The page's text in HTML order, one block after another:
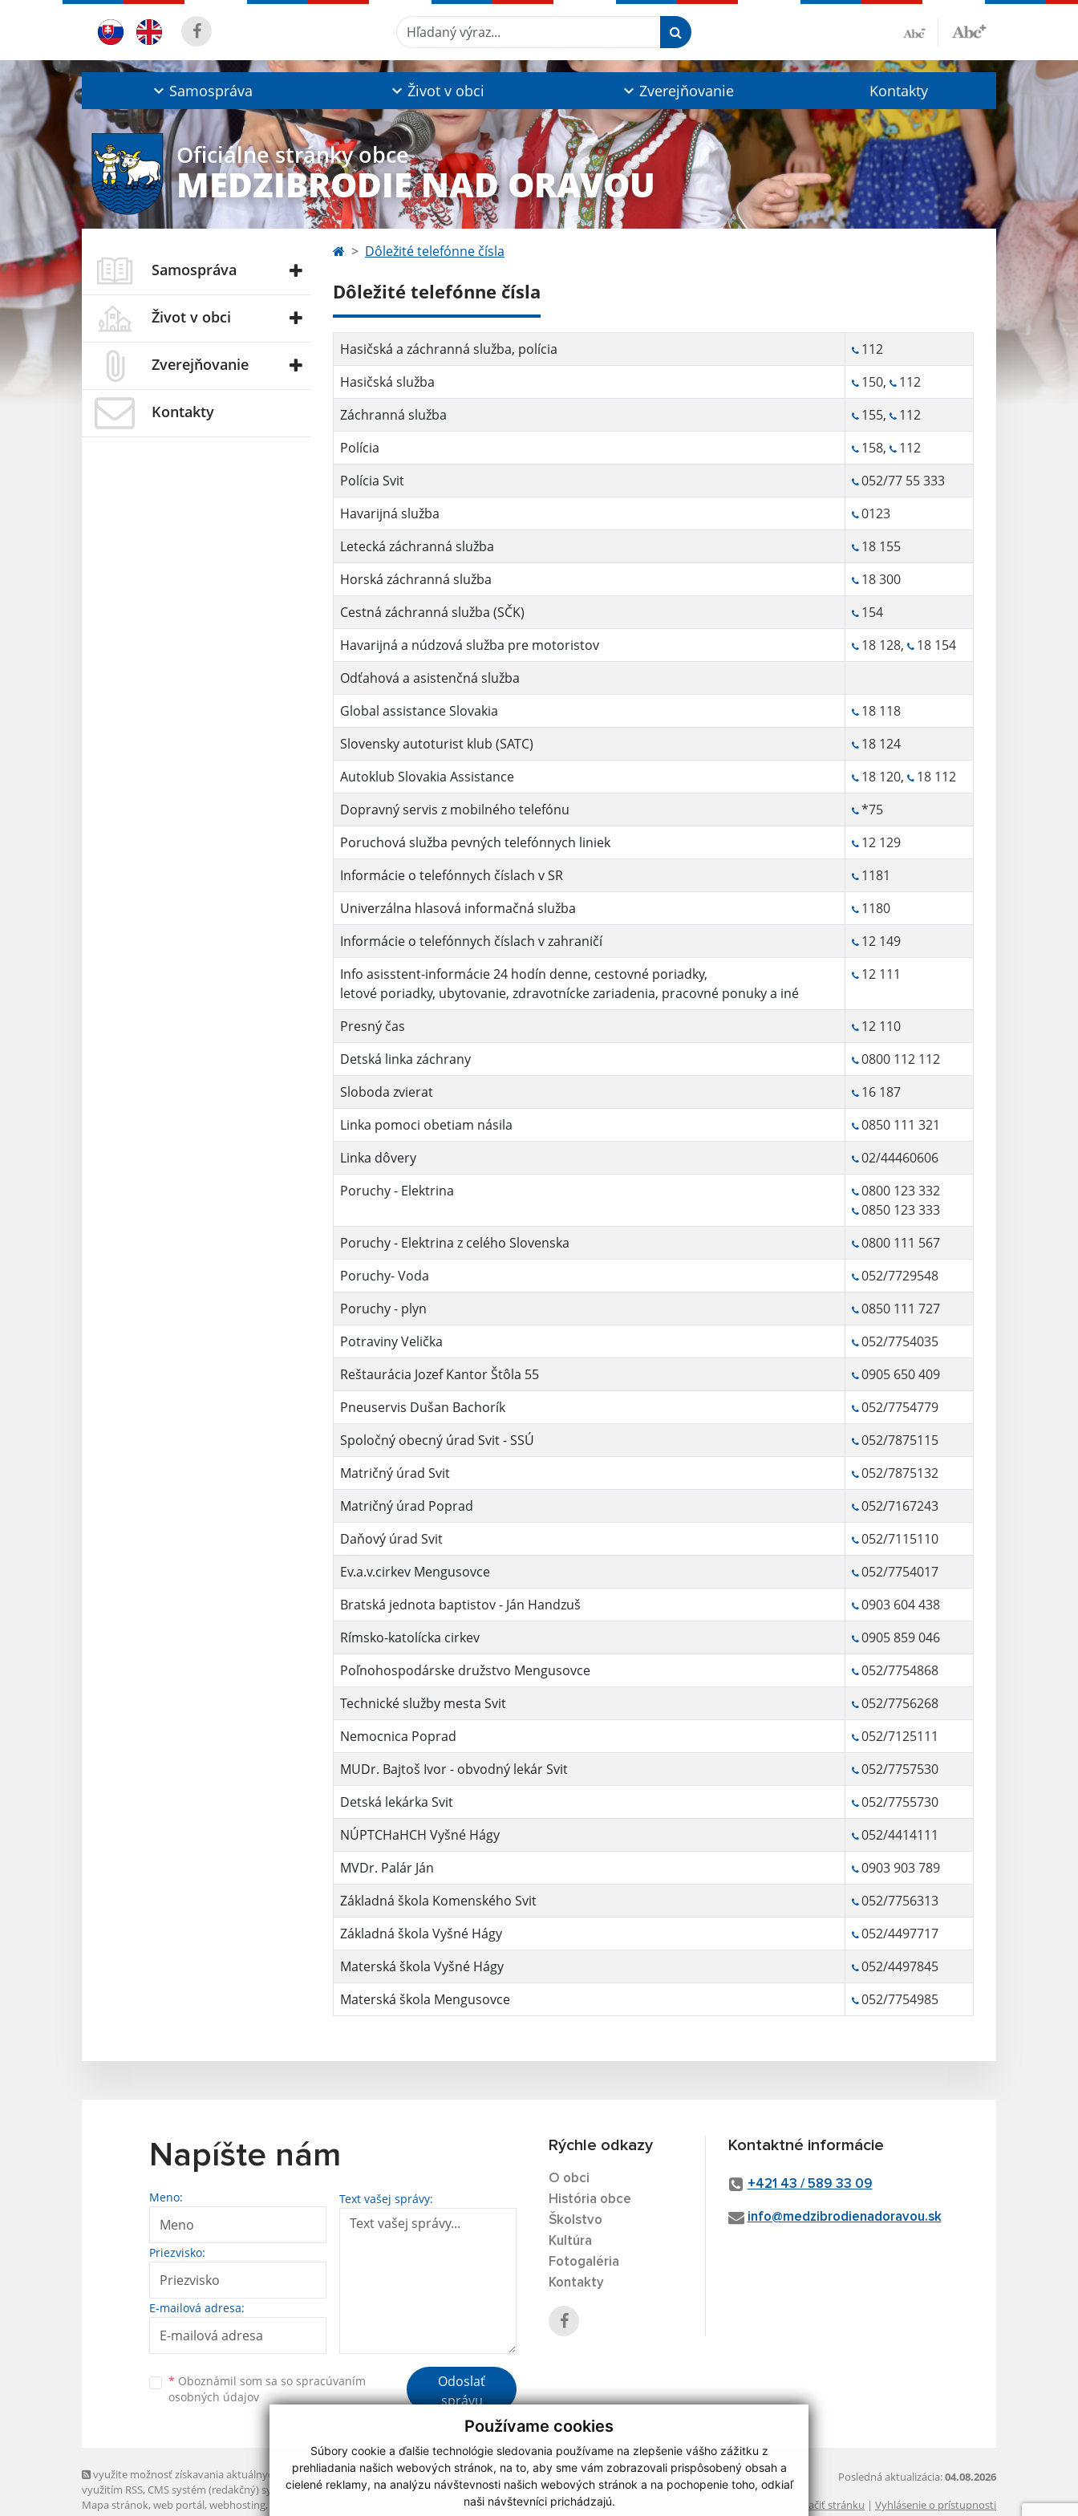
Používame cookies
Súbory cookie a ďalšie technológie sledovania používame na zlepšenie vášho zážitku z
prehliadania našich webových stránok, na to, aby sme vám zobrazovali prispôsobený obsah a
cielené reklamy, na analýzu návštevnosti našich webových stránok a na pochopenie toho, odkiaľ
naši návštevníci prichádzajú.
Hľadaný výraz...
Samospráva Život v obci Zverejňovanie Kontakty
Oficiálne stránky obce
MEDZIBRODIE NAD ORAVOU
Samospráva
Život v obci
Zverejňovanie
Kontakty
Dôležité telefónne čísla
Dôležité telefónne čísla
Hasičská a záchranná služba, polícia
112
Hasičská služba
150,
112
Záchranná služba
155,
112
Polícia
158,
112
Polícia Svit
052/77 55 333
Havarijná služba
0123
Letecká záchranná služba
18 155
Horská záchranná služba
18 300
Cestná záchranná služba (SČK)
154
Havarijná a núdzová služba pre motoristov
18 128,
18 154
Odťahová a asistenčná služba
Global assistance Slovakia
18 118
Slovensky autoturist klub (SATC)
18 124
Autoklub Slovakia Assistance
18 120,
18 112
Dopravný servis z mobilného telefónu
*75
Poruchová služba pevných telefónnych liniek
12 129
Informácie o telefónnych číslach v SR
1181
Univerzálna hlasová informačná služba
1180
Informácie o telefónnych číslach v zahraničí
12 149
Info asisstent-informácie 24 hodín denne, cestovné poriadky,
letové poriadky, ubytovanie, zdravotnícke zariadenia, pracovné ponuky a iné
12 111
Presný čas
12 110
Detská linka záchrany
0800 112 112
Sloboda zvierat
16 187
Linka pomoci obetiam násila
0850 111 321
Linka dôvery
02/44460606
Poruchy - Elektrina
0800 123 332
0850 123 333
Poruchy - Elektrina z celého Slovenska
0800 111 567
Poruchy- Voda
052/7729548
Poruchy - plyn
0850 111 727
Potraviny Velička
052/7754035
Reštaurácia Jozef Kantor Štôla 55
0905 650 409
Pneuservis Dušan Bachorík
052/7754779
Spoločný obecný úrad Svit - SSÚ
052/7875115
Matričný úrad Svit
052/7875132
Matričný úrad Poprad
052/7167243
Daňový úrad Svit
052/7115110
Ev.a.v.cirkev Mengusovce
052/7754017
Bratská jednota baptistov - Ján Handzuš
0903 604 438
Rímsko-katolícka cirkev
0905 859 046
Poľnohospodárske družstvo Mengusovce
052/7754868
Technické služby mesta Svit
052/7756268
Nemocnica Poprad
052/7125111
MUDr. Bajtoš Ivor - obvodný lekár Svit
052/7757530
Detská lekárka Svit
052/7755730
NÚPTCHaHCH Vyšné Hágy
052/4414111
MVDr. Palár Ján
0903 903 789
Základná škola Komenského Svit
052/7756313
Základná škola Vyšné Hágy
052/4497717
Materská škola Vyšné Hágy
052/4497845
Materská škola Mengusovce
052/7754985
Napíšte nám
Meno:
Priezvisko:
E-mailová adresa:
Text vašej správy:
* Oboznámil som sa so spracúvaním
osobných údajov
Odoslať
správu
Rýchle odkazy
O obci
História obce
Školstvo
Kultúra
Fotogaléria
Kontakty
Kontaktné informácie
+421 43 / 589 33 09
info@medzibrodienadoravou.sk
využite možnosť získavania aktuálnych informácií s
využitím RSS, CMS systém (redakčný) systém ECHELON 2,
Mapa stránok, web portál, webhosting,
Posledná aktualizácia:04.08.2026
Vytlačiť stránku | Vyhlásenie o prístupnosti
webdesign|